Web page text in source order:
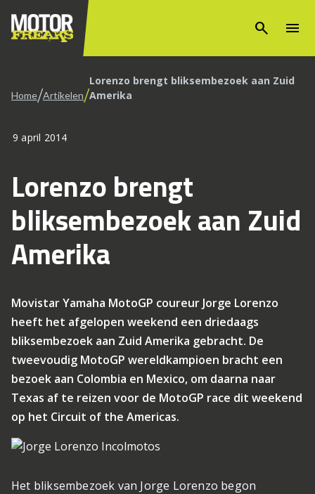
search menu
Home/Artikelen/Lorenzo brengt bliksembezoek aan Zuid
Amerika
9 april 2014
Lorenzo brengt
bliksembezoek aan Zuid
Amerika
Movistar Yamaha MotoGP coureur Jorge Lorenzo
heeft het afgelopen weekend een driedaags
bliksembezoek aan Zuid Amerika gebracht. De
tweevoudig MotoGP wereldkampioen bracht een
bezoek aan Colombia en Mexico, om daarna naar
Texas af te reizen voor de MotoGP race dit weekend
op het Circuit of the Americas.
Het bliksembezoek van Jorge Lorenzo begon